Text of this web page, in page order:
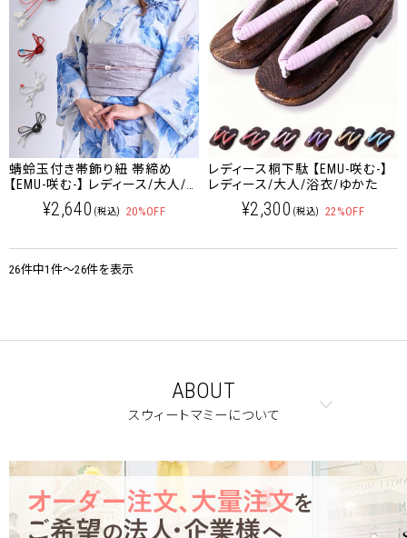
蜻蛉玉付き帯飾り紐 帯締め
【EMU-咲む-】 レディース/大人/
浴衣/ゆかた
¥2,640 (税込) 20%OFF
レディース桐下駄 【EMU-咲む-】
レディース/大人/浴衣/ゆかた
¥2,300 (税込) 22%OFF
26件中1件～26件を表示
ABOUT
スウィートマミーについて